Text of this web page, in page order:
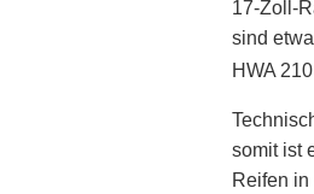
sind
HWA
somit ist
Reifen